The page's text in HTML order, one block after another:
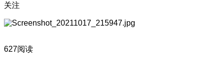
关注
627阅读